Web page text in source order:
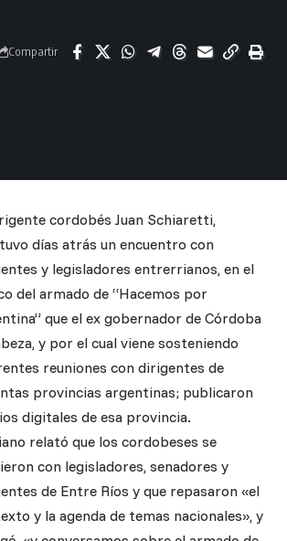
Compartir
cordobés Juan Schiaretti,
días atrás un encuentro con
y legisladores entrerrianos, en el
del armado de “Hacemos por
que el ex gobernador de Córdoba
y por el cual viene sosteniendo
reuniones con dirigentes de
provincias argentinas; publicaron
digitales de esa provincia.
relató que los cordobeses se
con legisladores, senadores y
de Entre Ríos y que repasaron «el
y la agenda de temas nacionales», y